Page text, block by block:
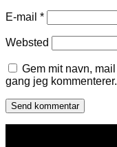
E-mail *
Websted
Gem mit navn,
gang jeg kommenterer.